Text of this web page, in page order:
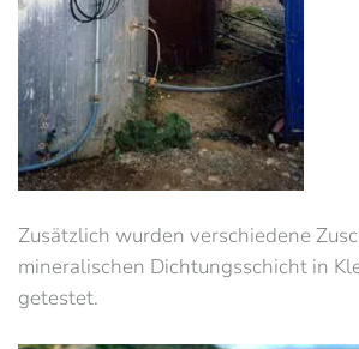
Zusätzlich wurden verschiedene
mineralischen Dichtungsschicht in
getestet.